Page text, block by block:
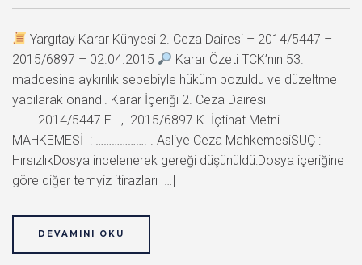
Yargıtay Karar Künyesi 2. Ceza Dairesi – 2014/5447 –
2015/6897 – 02.04.2015
Karar Özeti TCK’nın 53.
maddesine aykırılık sebebiyle hüküm bozuldu ve düzeltme
yapılarak onandı. Karar İçeriği 2. Ceza Dairesi
2014/5447 E. , 2015/6897 K. İçtihat Metni
MAHKEMESİ : ………………. . Asliye Ceza MahkemesiSUÇ :
HırsızlıkDosya incelenerek gereği düşünüldü:Dosya içeriğine
göre diğer temyiz itirazları […]
DEVAMINI OKU